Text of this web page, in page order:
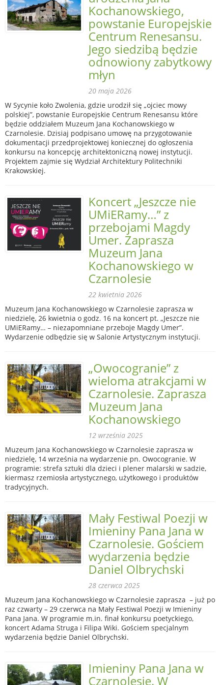
Kochanowskiego,
powstanie Europejskie
Centrum Renesansu.
Jego siedzibą będzie
odnowiony zabytkowy
młyn
20 maja 2026
W Sycynie koło Zwolenia, gdzie urodził się „ojciec mowy
polskiej”, powstanie Europejskie Centrum Renesansu które
będzie oddziałem Muzeum Jana Kochanowskiego w
Czarnolesie. Dzisiaj podpisano umowę na przygotowanie
dokumentacji przedprojektowej koniecznej do ogłoszenia
konkursu na koncepcję architektoniczną nowej instytucji.
Projektem zajmie się Wydział Architektury Politechniki
Krakowskiej.
Koncert „Jeszcze nie
UMiERamy…” z
przebojami Magdy
Umer. Zaprasza
Muzeum Jana
Kochanowskiego w
Czarnolesie
22 kwietnia 2026
Muzeum Jana Kochanowskiego w Czarnolesie zaprasza w
niedzielę, 26 kwietnia o godz. 16 na koncert pt. „Jeszcze nie
UMiERamy… – niezapomniane przeboje Magdy Umer”.
Wydarzenie odbędzie się w Salonie Artystycznym instytucji.
„Owocogranie” z
wieloma atrakcjami w
Czarnolesie. Zaprasza
Muzeum Jana
Kochanowskiego
12 września 2025
Muzeum Jana Kochanowskiego w Czarnolesie zaprasza w
niedzielę, 14 września na wydarzenie pn. Owocogranie. W
programie: strefa sztuki dla dzieci i plener malarski w sadzie,
kiermasz rzemiosła artystycznego, użytkowego i produktów
tradycyjnych.
Mały Festiwal Poezji w
Imieniny Pana Jana w
Czarnolesie. Gościem
wydarzenia będzie
Daniel Olbrychski
28 czerwca 2025
Muzeum Jana Kochanowskiego w Czarnolesie zaprasza – już po
raz czwarty – 29 czerwca na Mały Festiwal Poezji w Imieniny
Pana Jana. W programie m.in. finał konkursu poetyckiego,
koncert Adama Struga i Filipa Wiki. Gościem specjalnym
wydarzenia będzie Daniel Olbrychski.
Imieniny Pana Jana w
Czarnolesie. W